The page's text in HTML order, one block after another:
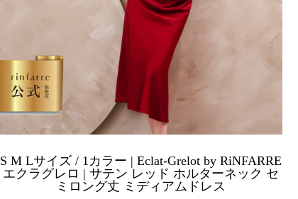
S M Lサイズ / 1カラー | Eclat-Grelot by RiNFARRE
エクラグレロ | サテン レッド ホルターネック セ
ミロング丈 ミディアムドレス